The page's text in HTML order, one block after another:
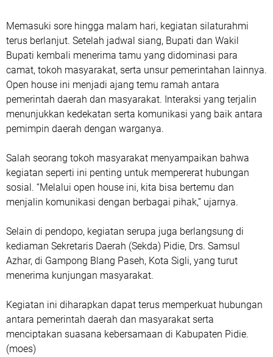
Memasuki sore hingga malam hari, kegiatan silaturahmi
terus berlanjut. Setelah jadwal siang, Bupati dan Wakil
Bupati kembali menerima tamu yang didominasi para
camat, tokoh masyarakat, serta unsur pemerintahan lainnya.
Open house ini menjadi ajang temu ramah antara
pemerintah daerah dan masyarakat. Interaksi yang terjalin
menunjukkan kedekatan serta komunikasi yang baik antara
pemimpin daerah dengan warganya.
Salah seorang tokoh masyarakat menyampaikan bahwa
kegiatan seperti ini penting untuk mempererat hubungan
sosial. “Melalui open house ini, kita bisa bertemu dan
menjalin komunikasi dengan berbagai pihak,” ujarnya.
Selain di pendopo, kegiatan serupa juga berlangsung di
kediaman Sekretaris Daerah (Sekda) Pidie, Drs. Samsul
Azhar, di Gampong Blang Paseh, Kota Sigli, yang turut
menerima kunjungan masyarakat.
Kegiatan ini diharapkan dapat terus memperkuat hubungan
antara pemerintah daerah dan masyarakat serta
menciptakan suasana kebersamaan di Kabupaten Pidie.
(moes)